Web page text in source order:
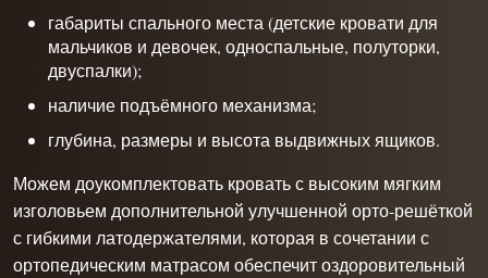
габариты спального места (детские кровати для
мальчиков и девочек, односпальные, полуторки,
двуспалки);
наличие подъёмного механизма;
глубина, размеры и высота выдвижных ящиков.
Можем доукомплектовать кровать с высоким мягким
изголовьем дополнительной улучшенной орто-решёткой
с гибкими латодержателями, которая в сочетании с
ортопедическим матрасом обеспечит оздоровительный